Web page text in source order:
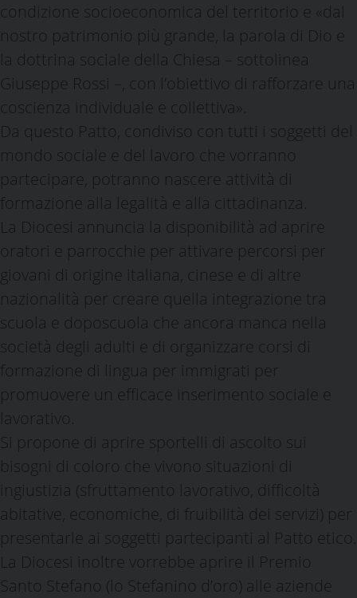
condizione socioeconomica del territorio e «dal
nostro patrimonio più grande, la parola di Dio e
la dottrina sociale della Chiesa – sottolinea
Giuseppe Rossi –, con l’obiettivo di rafforzare una
coscienza individuale e collettiva».
Da questo Patto, condiviso con tutti i soggetti del
mondo sociale e del lavoro che vorranno
partecipare, potranno nascere attività di
formazione alla legalità e alla cittadinanza.
La Diocesi annuncia la disponibilità ad aprire
oratori e parrocchie per attivare percorsi per
giovani di origine italiana, cinese e di altre
nazionalità per creare quella integrazione tra
scuola e doposcuola che ancora manca nella
società degli adulti e di organizzare corsi di
formazione di lingua per immigrati per
promuovere un efficace inserimento sociale e
lavorativo.
Si propone di aprire sportelli di ascolto sui
bisogni di coloro che vivono situazioni di
ingiustizia (sfruttamento lavorativo, difficoltà
abitative, economiche, di fruibilità dei servizi) per
presentarle ai soggetti partecipanti al Patto etico.
La Diocesi inoltre vorrebbe aprire il Premio
Santo Stefano (lo Stefanino d’oro) alle aziende